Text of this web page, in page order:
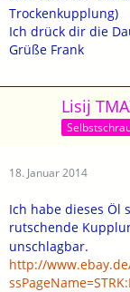
Trockenkupplung)
Ich drück dir die
Grüße Frank
Lisij
18. Januar 2014
Ich habe dieses Öl
rutschende
unschlagbar.
http://